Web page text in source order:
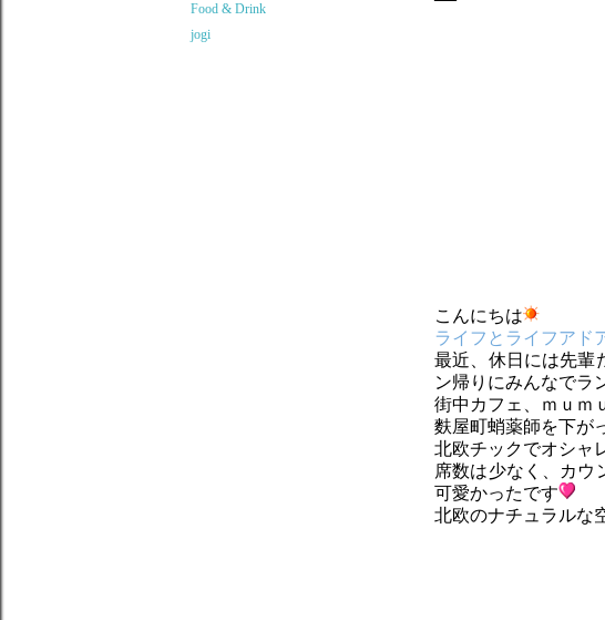
Food & Drink
jogi
こんにちは
ライフとライフアド
最近、休日には先輩
ン帰りにみんなでラ
街中カフェ、ｍｕｍ
麩屋町蛸薬師を下が
北欧チックでオシャ
席数は少なく、カウ
可愛かったです
北欧のナチュラルな